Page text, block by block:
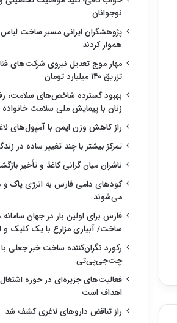
نوجوانان
پژوهشگران ایرانی مسیر ساخت
هموار کردند
مهار موج تعدیل نیروی شرکت‌های
تزریق ۱۴۰ میلیارد تومان
بهبود گسترده شاخص‌های سلامت،
زنان با پیمایش ملی سلامت
راز کاهش وزن ایمن با آمپول‌های
تمرکز بیشتر با چند تغییر ساده در
ناشران میان گرانی کاغذ و تأخیر
کودهای دامی فارس به انرژی پاک و
می‌شوند
فارس برای اولین بار در جهان
ساخت/ آبیاری مزارع با یک کلیک و
رکورد نگران‌کننده ساخت خبر جعلی
چت‌جی‌پی‌تی
فعالیت‌های جزیره‌ای در حوزه
اهداف است
راز تناقض داروهای لاغری کشف شد